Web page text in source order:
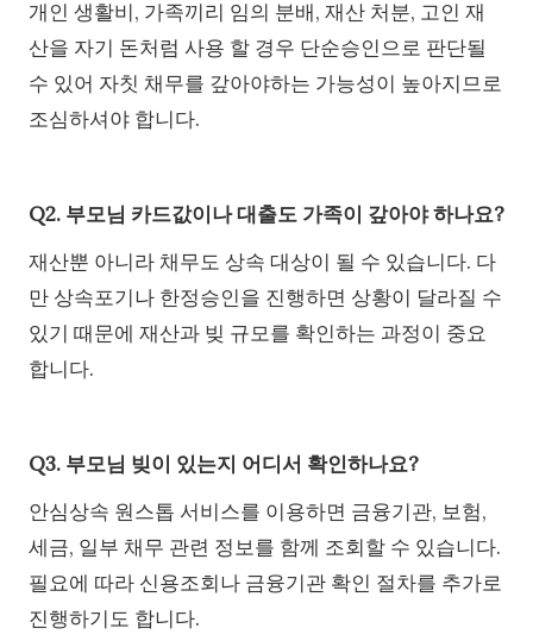
개인 생활비, 가족끼리 임의 분배, 재산 처분, 고인 재
산을 자기 돈처럼 사용 할 경우 단순승인으로 판단될
수 있어 자칫 채무를 갚아야하는 가능성이 높아지므로
조심하셔야 합니다.
Q2. 부모님 카드값이나 대출도 가족이 갚아야 하나요?
재산뿐 아니라 채무도 상속 대상이 될 수 있습니다. 다
만 상속포기나 한정승인을 진행하면 상황이 달라질 수
있기 때문에 재산과 빚 규모를 확인하는 과정이 중요
합니다.
Q3. 부모님 빚이 있는지 어디서 확인하나요?
안심상속 원스톱 서비스를 이용하면 금융기관, 보험,
세금, 일부 채무 관련 정보를 함께 조회할 수 있습니다.
필요에 따라 신용조회나 금융기관 확인 절차를 추가로
진행하기도 합니다.